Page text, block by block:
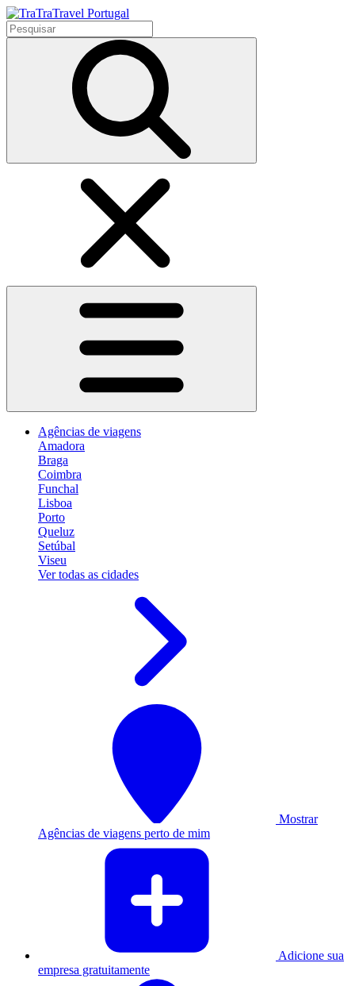
Agências de viagens
Amadora
Braga
Coimbra
Funchal
Lisboa
Porto
Queluz
Setúbal
Viseu
Ver todas as cidades
Mostrar
Agências de viagens perto de mim
Adicione sua
empresa gratuitamente